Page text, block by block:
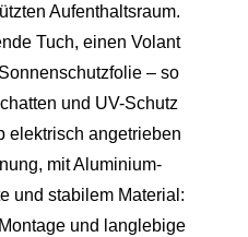
Aufenthaltsraum.
Tuch, einen Volant
– so
und UV-Schutz
elektrisch angetrieben
mit Aluminium-
und stabilem Material:
und langlebige